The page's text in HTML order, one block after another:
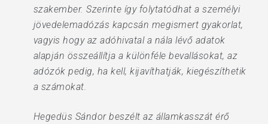
szakember. Szerinte így folytatódhat a személyi
jövedelemadózás kapcsán megismert gyakorlat,
vagyis hogy az adóhivatal a nála lévő adatok
alapján összeállítja a különféle bevallásokat, az
adózók pedig, ha kell, kijavíthatják, kiegészíthetik
a számokat.
Hegedüs Sándor beszélt az államkasszát érő